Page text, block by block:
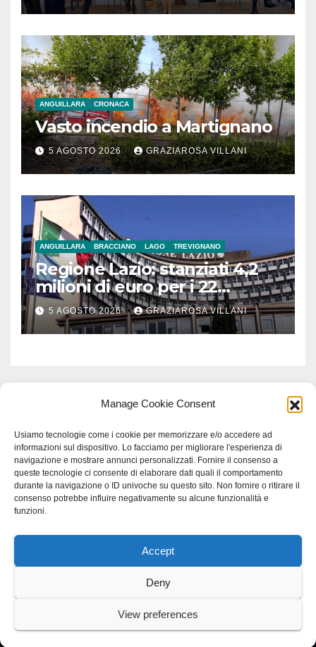
Manage Cookie Consent
Usiamo tecnologie come i cookie per memorizzare e/o accedere ad
informazioni sul dispositivo. Lo facciamo per migliorare l'esperienza di
navigazione e mostrare annunci personalizzati. Fornire il consenso a
queste tecnologie ci consente di elaborare dati quali il comportamento
durante la navigazione o ID univoche su questo sito. Non fornire o ritirare il
consenso potrebbe influire negativamente su alcune funzionalità e
funzioni.
Accept
Deny
View preferences
ANGUILLARA CRONACA
Vasto incendio a Martignano
5 AGOSTO 2026 GRAZIAROSA VILLANI
ANGUILLARA BRACCIANO LAGO TREVIGNANO
Regione Lazio: stanziati 4,2
milioni di euro per i 22
Comuni dell’Etruria
Meridionale
5 AGOSTO 2026 GRAZIAROSA VILLANI
Proudly powered by WordPress|Tema: Newspaperex di
Scienzastudio specialistico bracciano